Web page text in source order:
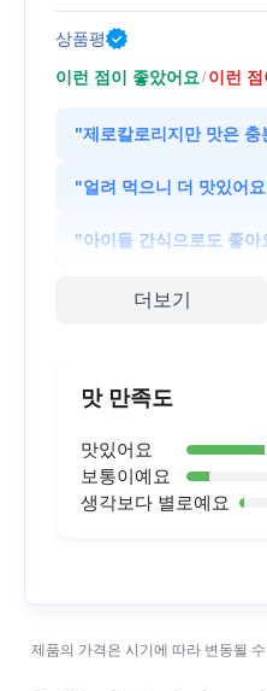
상품평
이런 점이 좋았어요 / 이런
"제로칼로리지만 맛은 충
"얼려 먹으니 더 맛있어요
"아이들 간식으로도 좋아
더보기
맛 만족도
맛있어요
보통이예요
생각보다 별로예요
제품의 가격은 시기에 따라 변동될